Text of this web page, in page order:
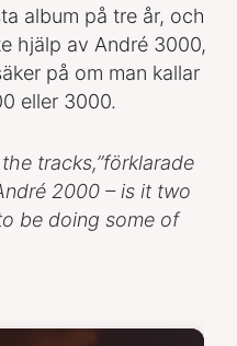
album på tre år, och
hjälp av André 3000,
på om man kallar
eller 3000.
tracks,”förklarade
2000 – is it two
be doing some of